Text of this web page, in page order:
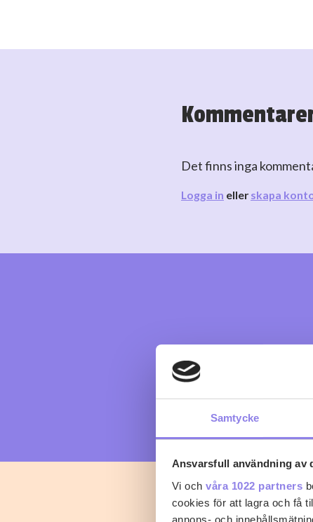
Samtycke
Ansvarsfull användning av
Vi och våra 1022 partners
cookies för att lagra och få
annons- och
Det finns inga
Logga in eller skapa